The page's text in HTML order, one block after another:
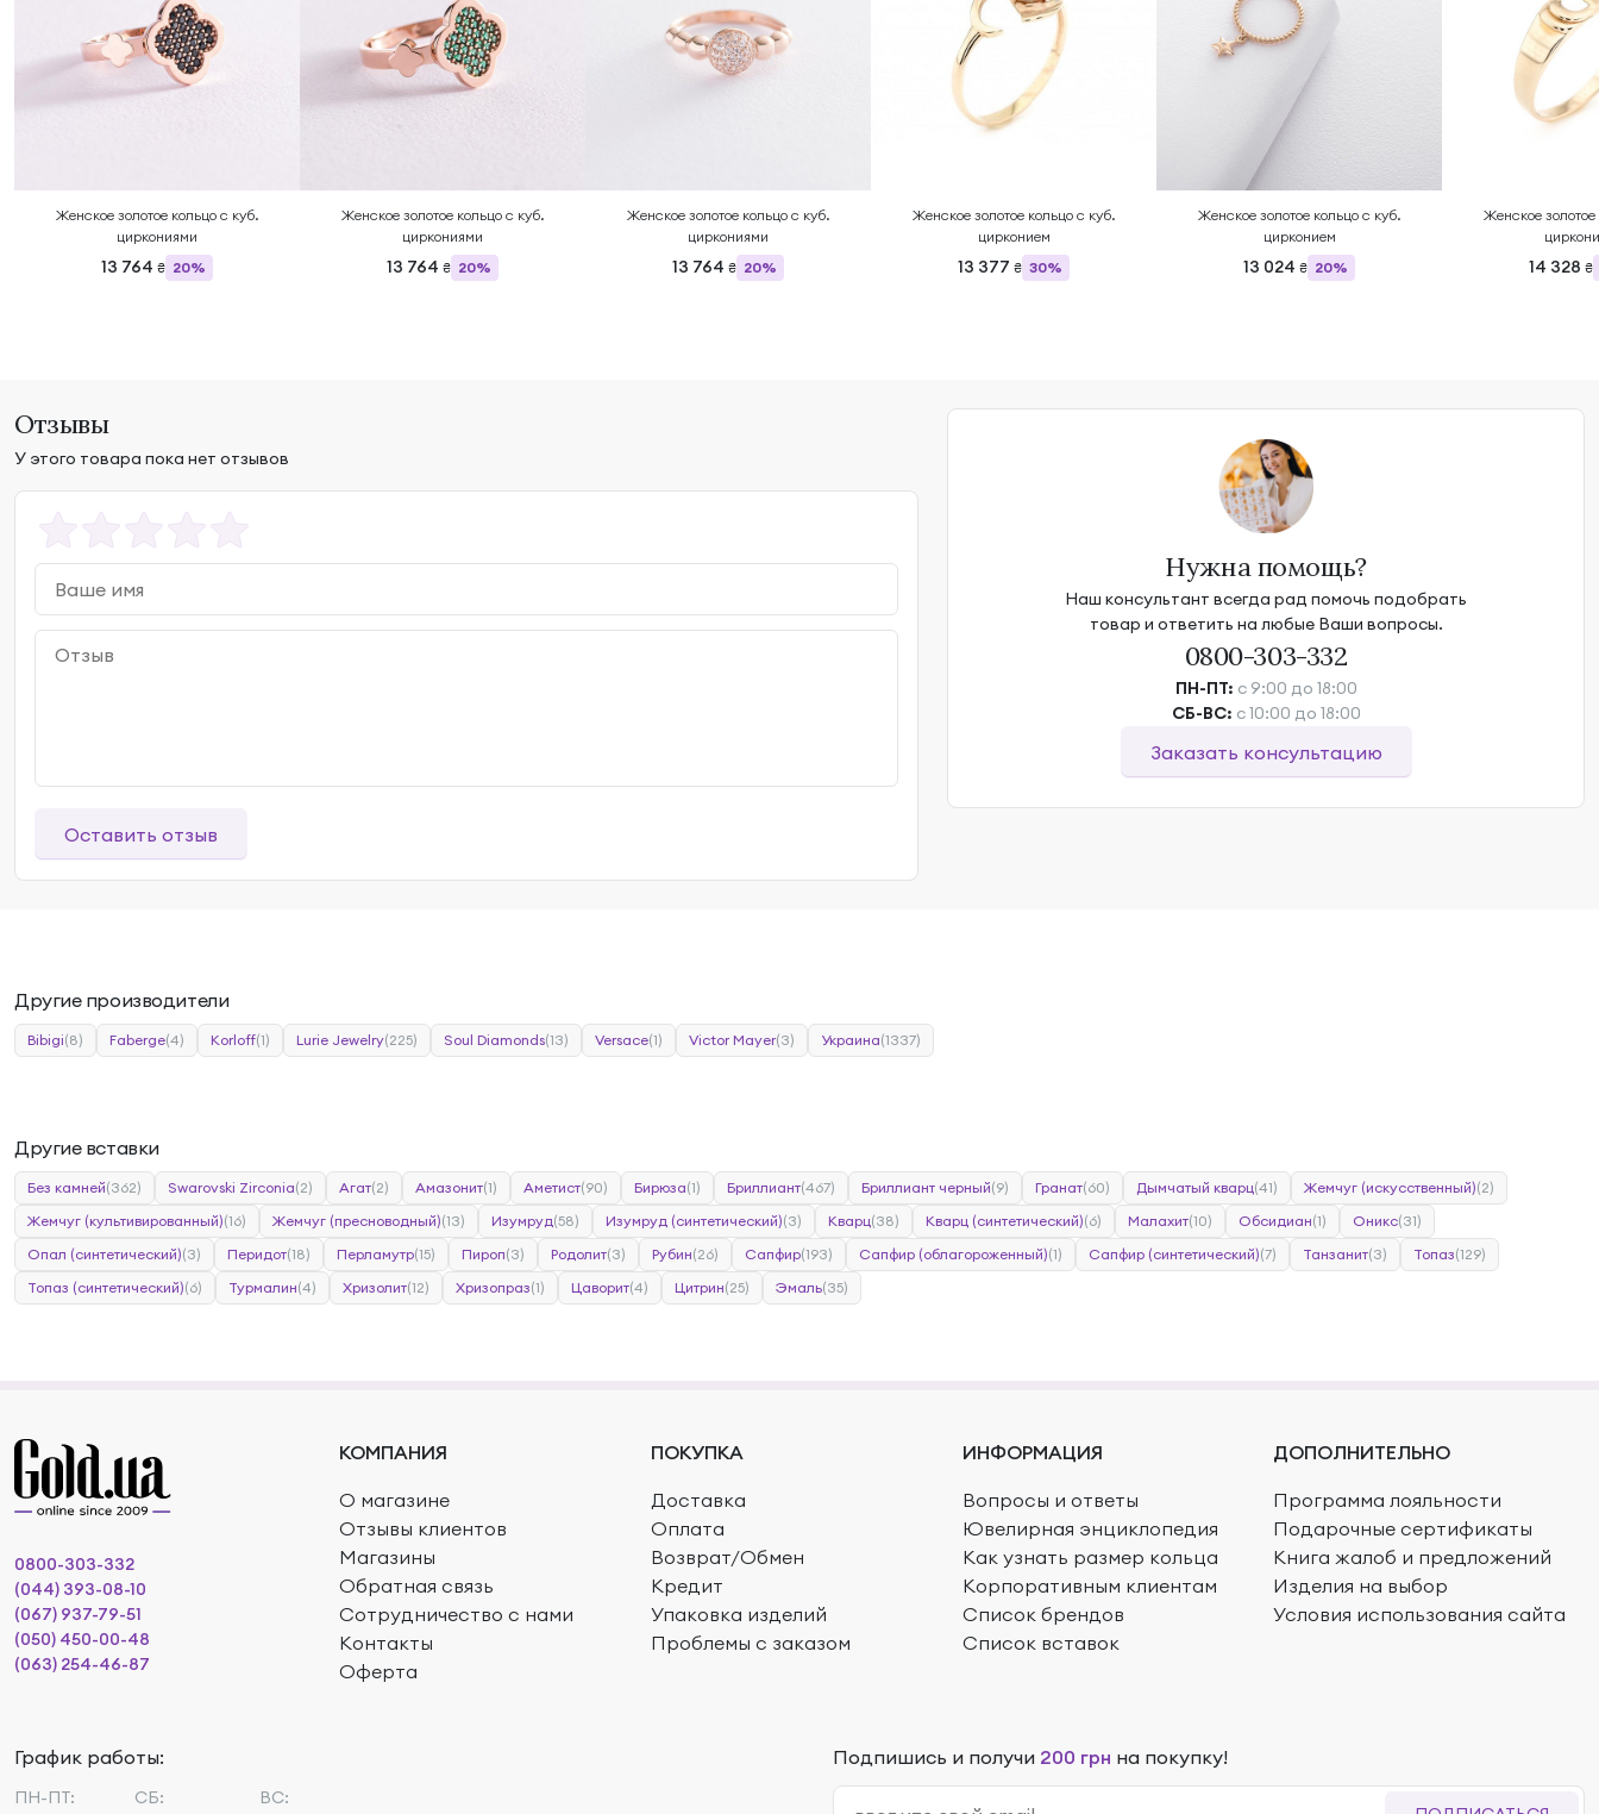
Женское золотое кольцо с куб.
циркониями
13 764 ₴ 20%
Женское золотое кольцо с куб.
циркониями
13 764 ₴ 20%
Женское золотое кольцо с куб.
циркониями
13 764 ₴ 20%
Женское золотое кольцо с куб.
цирконием
13 377 ₴ 30%
Женское золотое кольцо с куб.
цирконием
13 024 ₴ 20%
Женское
14 328 ₴
Отзывы
У этого товара пока нет отзывов
Оставить отзыв
Нужна помощь?
Наш консультант всегда рад помочь подобрать
товар и ответить на любые Ваши вопросы.
0800-303-332
ПН-ПТ: с 9:00 до 18:00
СБ-ВС: с 10:00 до 18:00
Заказать консультацию
Другие производители
Bibigi(8) Faberge(4) Korloff(1) Lurie Jewelry(225) Soul Diamonds(13) Versace(1) Victor Mayer(3) Украина(1337)
Другие вставки
Без камней(362) Swarovski Zirconia(2) Агат(2) Амазонит(1) Аметист(90) Бирюза(1) Бриллиант(467) Бриллиант черный(9) Гранат(60) Дымчатый кварц(41) Жемчуг (искусственный)(2)
Жемчуг (культивированный)(16) Жемчуг (пресноводный)(13) Изумруд(58) Изумруд (синтетический)(3) Кварц(38) Кварц (синтетический)(6) Малахит(10) Обсидиан(1) Оникс(31)
Опал (синтетический)(3) Перидот(18) Перламутр(15) Пироп(3) Родолит(3) Рубин(26) Сапфир(193) Сапфир (облагороженный)(1) Сапфир (синтетический)(7) Танзанит(3) Топаз(129)
Топаз (синтетический)(6) Турмалин(4) Хризолит(12) Хризопраз(1) Цаворит(4) Цитрин(25) Эмаль(35)
КОМПАНИЯ
О магазине
Отзывы клиентов
Магазины
Обратная связь
Сотрудничество с нами
Контакты
Оферта
ПОКУПКА
Доставка
Оплата
Возврат/Обмен
Кредит
Упаковка изделий
Проблемы с заказом
ИНФОРМАЦИЯ
Вопросы и ответы
Ювелирная энциклопедия
Как узнать размер кольца
Корпоративным клиентам
Список брендов
Список вставок
ДОПОЛНИТЕЛЬНО
Программа лояльности
Подарочные сертификаты
Книга жалоб и предложений
Изделия на выбор
Условия использования сайта
0800-303-332
(044) 393-08-10
(067) 937-79-51
(050) 450-00-48
(063) 254-46-87
График работы:
ПН-ПТ:
СБ:
ВС:
Подпишись и получи 200 грн на покупку!